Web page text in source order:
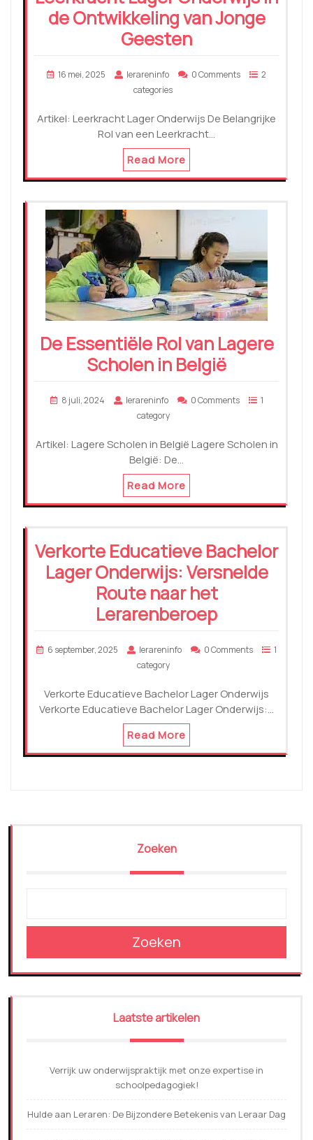
de Ontwikkeling van Jonge
Geesten
16 mei, 2025 lerareninfo 0 Comments
2
categories
Artikel: Leerkracht Lager Onderwijs De Belangrijke
Rol van een Leerkracht…
Read More
De Essentiële Rol van Lagere
Scholen in België
8 juli, 2024 lerareninfo 0 Comments
1
category
Artikel: Lagere Scholen in België Lagere Scholen in
België: De…
Read More
Verkorte Educatieve Bachelor
Lager Onderwijs: Versnelde
Route naar het
Lerarenberoep
6 september, 2025 lerareninfo 0 Comments
1
category
Verkorte Educatieve Bachelor Lager Onderwijs
Verkorte Educatieve Bachelor Lager Onderwijs:…
Read More
Zoeken
Zoeken
Laatste artikelen
Verrijk uw onderwijspraktijk met onze expertise in
schoolpedagogiek!
Hulde aan Leraren: De Bijzondere Betekenis van Leraar Dag